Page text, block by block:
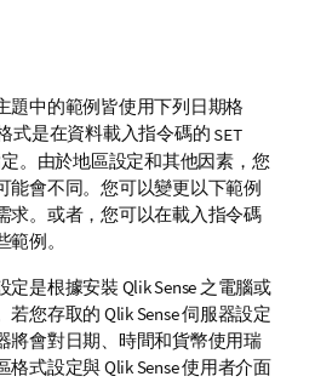
題中的範例皆使用下列日期格
式是在資料載入指令碼的 SET
。由於地區設定和其他因素，您
能會不同。您可以變更以下範例
求。或者，您可以在載入指令碼
例。
定是根據安裝 Qlik Sense 之電腦或
若您存取的 Qlik Sense伺服器設定
將會對日期、時間和貨幣使用瑞
格式設定與Qlik Sense使用者介面